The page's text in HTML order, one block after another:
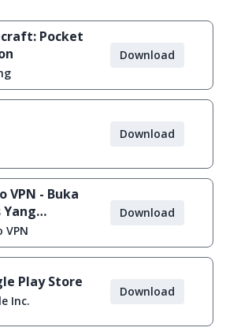
Pocket
Download
Download
VPN - Buka
Yang
VPN
Download
Play Store
Inc.
Download